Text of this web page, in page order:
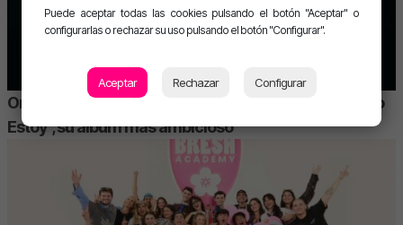
Omar Courtz vive el momento con “Por Si Mañana No
Estoy”, su álbum más ambicioso
Puede aceptar todas las cookies pulsando el botón "Aceptar" o
configurarlas o rechazar su uso pulsando el botón "Configurar".
Aceptar Rechazar Configurar